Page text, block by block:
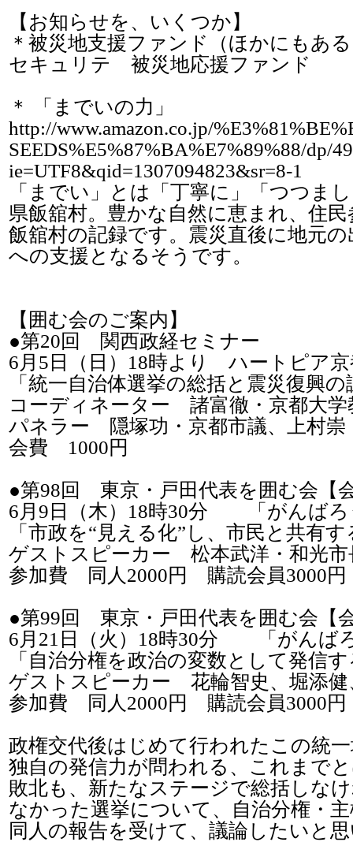
【お知らせを、いくつか】
＊被災地支援ファンド（ほかにも
セキュリテ 被災地応援ファンド
＊ 「までいの力」
http://www.amazon.co.jp/
SEEDS%E5%87%BA%E7%89%88/dp/
ie=UTF8&qid=1307094823&sr=8-1
「までい」とは「丁寧に」「つつま
県飯舘村。豊かな自然に恵まれ、住
飯舘村の記録です。震災直後に地元
への支援となるそうです。
【囲む会のご案内】
●第20回 関西政経セミナー
6月5日（日）18時より ハートピア京
「統一自治体選挙の総括と震災復興の
コーディネーター 諸富徹・京都大学
パネラー 隠塚功・京都市議、上村崇
会費 1000円
●第98回 東京・戸田代表を囲む会【
6月9日（木）18時30分 「がんばろ
「市政を“見える化”し、市民と共有す
ゲストスピーカー 松本武洋・和光市
参加費 同人2000円 購読会員3000円
●第99回 東京・戸田代表を囲む会【
6月21日（火）18時30分 「がんば
「自治分権を政治の変数として発信
ゲストスピーカー 花輪智史、堀添健
参加費 同人2000円 購読会員3000円
政権交代後はじめて行われたこの統
独自の発信力が問われる、これまで
敗北も、新たなステージで総括しな
なかった選挙について、自治分権・
同人の報告を受けて、議論したいと